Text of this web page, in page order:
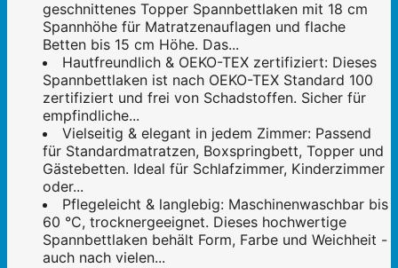
geschnittenes Topper Spannbettlaken mit 18 cm
Spannhöhe für Matratzenauflagen und flache
Betten bis 15 cm Höhe. Das...
Hautfreundlich & OEKO-TEX zertifiziert: Dieses
Spannbettlaken ist nach OEKO-TEX Standard 100
zertifiziert und frei von Schadstoffen. Sicher für
empfindliche...
Vielseitig & elegant in jedem Zimmer: Passend
für Standardmatratzen, Boxspringbett, Topper und
Gästebetten. Ideal für Schlafzimmer, Kinderzimmer
oder...
Pflegeleicht & langlebig: Maschinenwaschbar bis
60 °C, trocknergeeignet. Dieses hochwertige
Spannbettlaken behält Form, Farbe und Weichheit -
auch nach vielen...